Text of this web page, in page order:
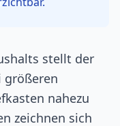
stellt der
größeren
nahezu
zeichnen sich